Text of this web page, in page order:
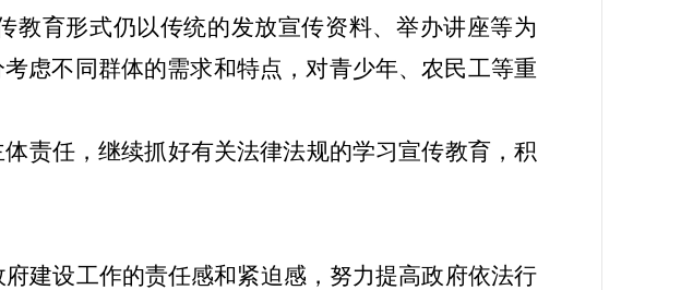
教育形式仍以传统的发放宣传资料、举办讲座等为
虑不同群体的需求和特点，对青少年、农民工等重
责任，继续抓好有关法律法规的学习宣传教育，积
建设工作的责任感和紧迫感，努力提高政府依法行